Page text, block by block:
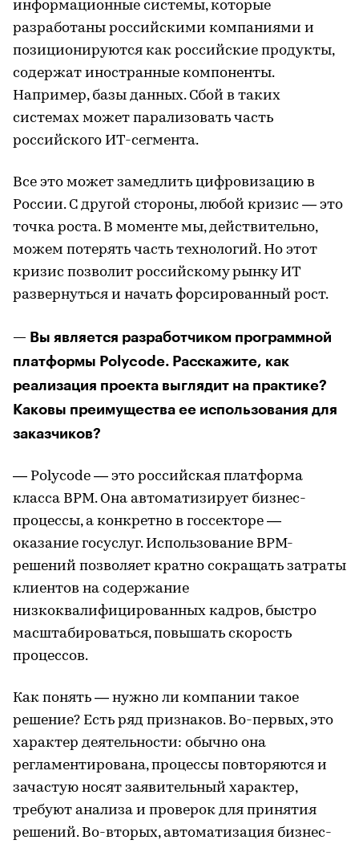
информационные системы, которые
разработаны российскими компаниями и
позиционируются как российские продукты,
содержат иностранные компоненты.
Например, базы данных. Сбой в таких
системах может парализовать часть
российского ИТ-сегмента.
Все это может замедлить цифровизацию в
России. С другой стороны, любой кризис — это
точка роста. В моменте мы, действительно,
можем потерять часть технологий. Но этот
кризис позволит российскому рынку ИТ
развернуться и начать форсированный рост.
— Вы является разработчиком программной
платформы Polycode. Расскажите, как
реализация проекта выглядит на практике?
Каковы преимущества ее использования для
заказчиков?
— Polycode — это российская платформа
класса BPM. Она автоматизирует бизнес-
процессы, а конкретно в госсекторе —
оказание госуслуг. Использование BPM-
решений позволяет кратно сокращать затраты
клиентов на содержание
низкоквалифицированных кадров, быстро
масштабироваться, повышать скорость
процессов.
Как понять — нужно ли компании такое
решение? Есть ряд признаков. Во-первых, это
характер деятельности: обычно она
регламентирована, процессы повторяются и
зачастую носят заявительный характер,
требуют анализа и проверок для принятия
решений. Во-вторых, автоматизация бизнес-